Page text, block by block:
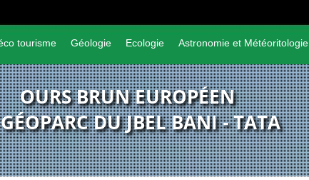
tourisme Géologie Ecologie Astronomie et Météoritologie
OURS BRUN EUROPÉEN
DU JBEL BANI - TATA